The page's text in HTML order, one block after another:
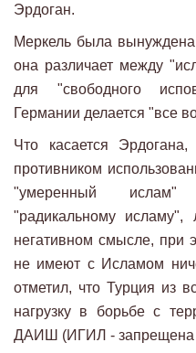
Эрдоган.
Меркель была
она различает между
для "свободного
Германии делается "все
Что касается
противником
"умеренный ислам"
"радикальному
негативном смысле, при
не имеют с Исламом
отметил, что Турция из
нагрузку в борьбе с
ДАИШ (ИГИЛ - запрещена